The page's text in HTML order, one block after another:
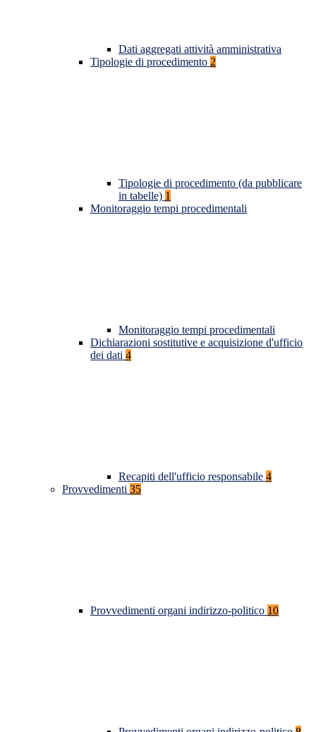
Dati aggregati attività amministrativa
Tipologie di procedimento 2
Tipologie di procedimento (da pubblicare
in tabelle) 1
Monitoraggio tempi procedimentali
Monitoraggio tempi procedimentali
Dichiarazioni sostitutive e acquisizione d'ufficio
dei dati 4
Recapiti dell'ufficio responsabile 4
Provvedimenti 35
Provvedimenti organi indirizzo-politico 10